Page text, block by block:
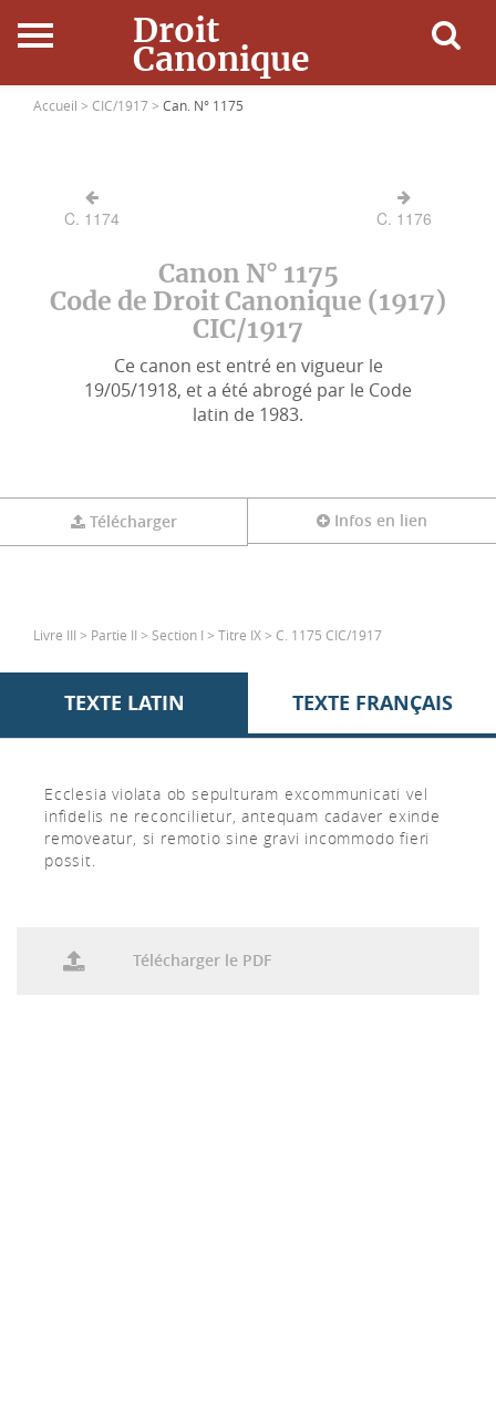
Droit
Canonique
Accueil
Ressources
Accueil > CIC/1917 > Can. N° 1175
C. 1174 C. 1176
Canon N° 1175
Code de Droit Canonique (1917)
CIC/1917
Ce canon est entré en vigueur le
19/05/1918, et a été abrogé par le Code
latin de 1983.
Télécharger Infos en lien
Livre III > Partie II > Section I > Titre IX > C. 1175 CIC/1917
TEXTE LATIN TEXTE FRANÇAIS
Ecclesia violata ob sepulturam excommunicati vel
infidelis ne reconcilietur, antequam cadaver exinde
removeatur, si remotio sine gravi incommodo fieri
possit.
Télécharger le PDF